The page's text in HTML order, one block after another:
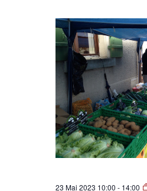
23 Mai 2023 10:00 - 14:00